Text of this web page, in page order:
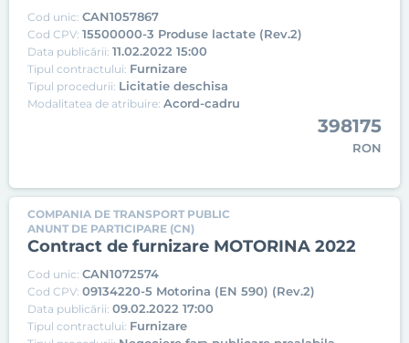
Cod unic: CAN1057867
Cod CPV: 15500000-3 Produse lactate (Rev.2)
Data publicării: 11.02.2022 15:00
Tipul contractului: Furnizare
Tipul procedurii: Licitatie deschisa
Modalitatea de atribuire: Acord-cadru
398175
RON
COMPANIA DE TRANSPORT PUBLIC
ANUNT DE PARTICIPARE (CN)
Contract de furnizare MOTORINA 2022
Cod unic: CAN1072574
Cod CPV: 09134220-5 Motorina (EN 590) (Rev.2)
Data publicării: 09.02.2022 17:00
Tipul contractului: Furnizare